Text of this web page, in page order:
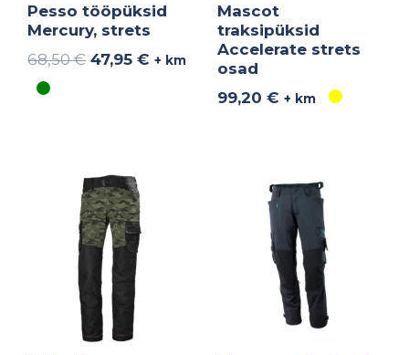
Pesso tööpüksid
Mercury, strets
68,50€ 47,95€ + km
Mascot
traksipüksid
Accelerate strets
osad
99,20 € + km